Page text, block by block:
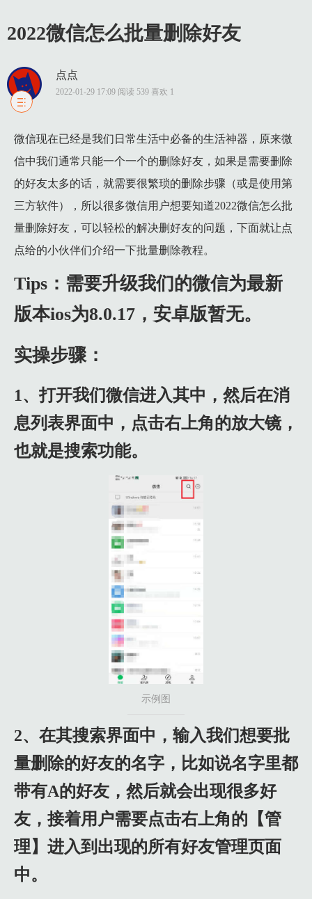
2022微信怎么批量删除好友
点点
2022-01-29 17:09 阅读 539 喜欢 1
微信现在已经是我们日常生活中必备的生活神器，原来微
信中我们通常只能一个一个的删除好友，如果是需要删除
的好友太多的话，就需要很繁琐的删除步骤（或是使用第
三方软件），所以很多微信用户想要知道2022微信怎么批
量删除好友，可以轻松的解决删好友的问题，下面就让点
点给的小伙伴们介绍一下批量删除教程。
Tips：需要升级我们的微信为最新
版本ios为8.0.17，安卓版暂无。
实操步骤：
1、打开我们微信进入其中，然后在消
息列表界面中，点击右上角的放大镜，
也就是搜索功能。
示例图
2、在其搜索界面中，输入我们想要批
量删除的好友的名字，比如说名字里都
带有A的好友，然后就会出现很多好
友，接着用户需要点击右上角的【管
理】进入到出现的所有好友管理页面
中。
1 Tips：需要升级我们的微信为最新版本ios为8.0.17，安卓版暂无。
2 实操步骤：
2.1 1、打开我们微信进入其中，然后在消息列表界面中，点击
2.2 2、在其搜索界面中，输入我们想要批量删除的好友的名字
2.3 3、在搜索出现的好友管理页面中，我们可以选中多个好友